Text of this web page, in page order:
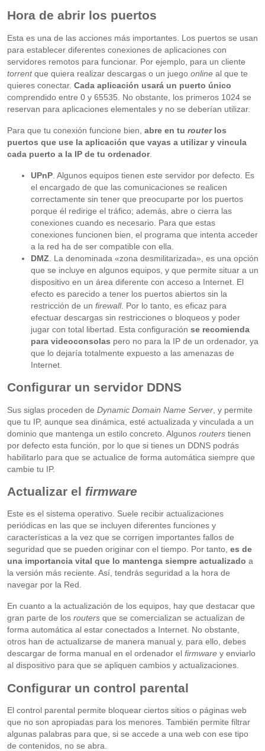
Hora de abrir los puertos
Esta es una de las acciones más importantes. Los puertos se usan
para establecer diferentes conexiones de aplicaciones con
servidores remotos para funcionar. Por ejemplo, para un cliente
torrentque quiera realizar descargas o un juego online al que te
quieres conectar. Cada aplicación usará un puerto único
comprendido entre 0 y 65535. No obstante, los primeros 1024 se
reservan para aplicaciones elementales y no se deberían utilizar.
Para que tu conexión funcione bien, abre en tu router los
puertos que use la aplicación que vayas a utilizar y vincula
cada puerto a la IP de tu ordenador.
UPnP. Algunos equipos tienen este servidor por defecto. Es
el encargado de que las comunicaciones se realicen
correctamente sin tener que preocuparte por los puertos
porque él redirige el tráfico; además, abre o cierra las
conexiones cuando es necesario. Para que estas
conexiones funcionen bien, el programa que intenta acceder
a la red ha de ser compatible con ella.
DMZ . La denominada «zona desmilitarizada», es una opción
que se incluye en algunos equipos, y que permite situar a un
dispositivo en un área diferente con acceso a Internet. El
efecto es parecido a tener los puertos abiertos sin la
restricción de un firewall. Por lo tanto, es eficaz para
efectuar descargas sin restricciones o bloqueos y poder
jugar con total libertad. Esta configuración se recomienda
para videoconsolas pero no para la IP de un ordenador, ya
que lo dejaría totalmente expuesto a las amenazas de
Internet.
Configurar un servidor DDNS
Sus siglas proceden de Dynamic Domain Name Server, y permite
que tu IP, aunque sea dinámica, esté actualizada y vinculada a un
dominio que mantenga un estilo concreto. Algunos routers tienen
por defecto esta función, por lo que si tienes un DDNS podrás
habilitarlo para que se actualice de forma automática siempre que
cambie tu IP.
Actualizar el firmware
Este es el sistema operativo. Suele recibir actualizaciones
periódicas en las que se incluyen diferentes funciones y
características a la vez que se corrigen importantes fallos de
seguridad que se pueden originar con el tiempo. Por tanto, es de
una importancia vital que lo mantenga siempre actualizado a
la versión más reciente. Así, tendrás seguridad a la hora de
navegar por la Red.
En cuanto a la actualización de los equipos, hay que destacar que
gran parte de los routers que se comercializan se actualizan de
forma automática al estar conectados a Internet. No obstante,
otros han de actualizarse de manera manual y, para ello, debes
descargar de forma manual en el ordenador el firmware y enviarlo
al dispositivo para que se apliquen cambios y actualizaciones.
Configurar un control parental
El control parental permite bloquear ciertos sitios o páginas web
que no son apropiadas para los menores. También permite filtrar
algunas palabras para que, si se accede a una web con ese tipo
de contenidos, no se abra.